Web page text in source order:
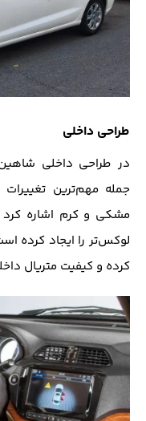
طراحی داخلی
در طراحی داخلی
جمله مهم‌ترین
مشکی و کرم اشاره کرد
لوکس‌تر را ایجاد کرده
کرده و کیفیت متریال